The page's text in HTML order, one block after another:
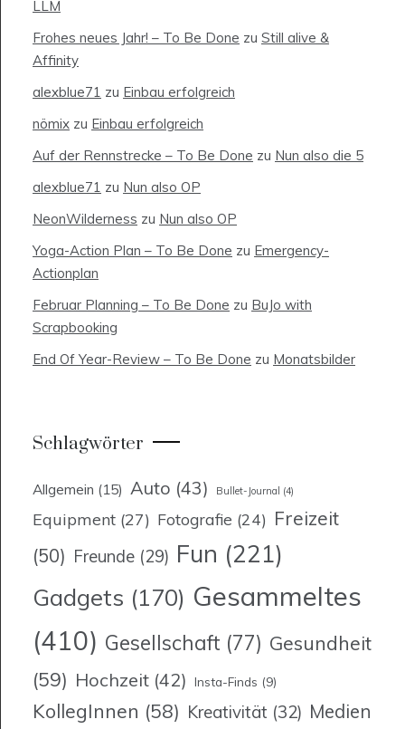
LLM
Frohes neues Jahr! – To Be Done zu Still alive &
Affinity
alexblue71 zu Einbau erfolgreich
nömix zu Einbau erfolgreich
Auf der Rennstrecke – To Be Done zu Nun also die 5
alexblue71 zu Nun also OP
NeonWilderness zu Nun also OP
Yoga-Action Plan – To Be Done zu Emergency-
Actionplan
Februar Planning – To Be Done zu BuJo with
Scrapbooking
End Of Year-Review – To Be Done zu Monatsbilder
Schlagwörter
Allgemein (15) Auto (43) Bullet-Journal (4)
Equipment (27) Fotografie (24) Freizeit
(50) Freunde (29) Fun (221)
Gadgets (170) Gesammeltes
(410) Gesellschaft (77) Gesundheit
(59) Hochzeit (42) Insta-Finds (9)
KollegInnen (58) Kreativität (32) Medien